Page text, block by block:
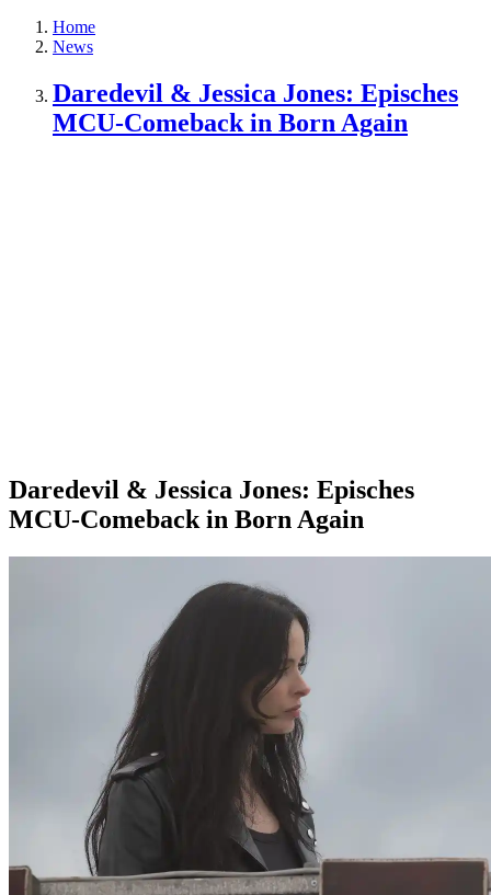
Home
News
Daredevil & Jessica Jones: Episches
MCU-Comeback in Born Again
Daredevil & Jessica Jones: Episches
MCU-Comeback in Born Again